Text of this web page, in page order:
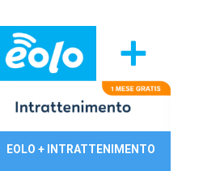
29,90€/mese
EOLO + INTRATTENIMENTO